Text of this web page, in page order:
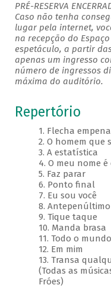
PRÉ-RESERVA
Caso não tenha
lugar pela internet,
na recepção do
espetáculo, a partir
apenas um ingresso
número de ingressos
máxima do auditório.
Repertório
1. Flecha
2. O homem que
3. A estatística
4. O meu nome
5. Faz parar
6. Ponto final
7. Eu sou você
8.
9. Tique taque
10. Manda brasa
11. Todo o
12. Em mim
13. Transa
(Todas as
Fróes)